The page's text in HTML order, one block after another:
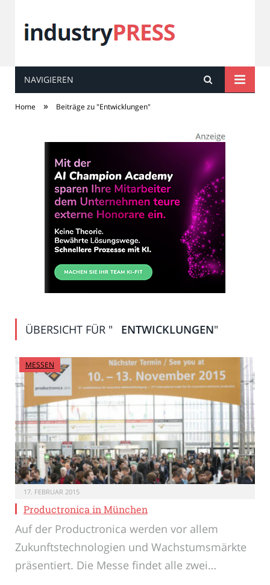
industryPRESS
NAVIGIEREN
Home » Beiträge zu "Entwicklungen"
ÜBERSICHT FÜR " ENTWICKLUNGEN"
MESSEN
17. FEBRUAR 2015
Productronica in München
Auf der Productronica werden vor allem
Zukunftstechnologien und Wachstumsmärkte
präsentiert. Die Messe findet alle zwei…